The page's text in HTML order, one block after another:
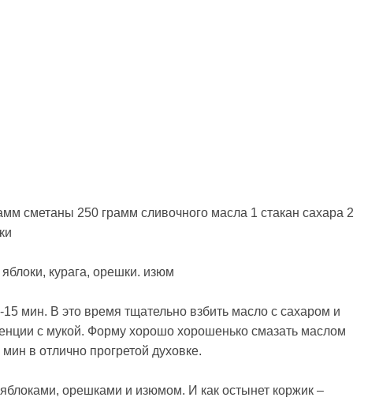
сметаны 250 грамм сливочного масла 1 стакан сахара 2
курага, орешки. изюм
15 мин. В это время тщательно взбить масло с сахаром и
с мукой. Форму хорошо хорошенько смазать маслом
в отлично прогретой духовке.
орешками и изюмом. И как остынет коржик –